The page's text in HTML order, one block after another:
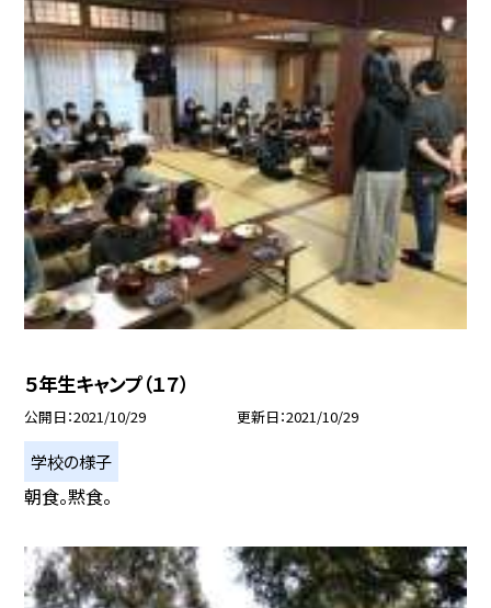
５年生キャンプ（１７）
公開日 2021/10/29 更新日 2021/10/29
学校の様子
朝食。黙食。